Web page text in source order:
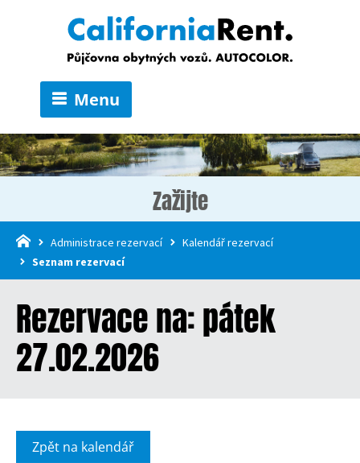
Menu
Zažijte
Administrace rezervací
Kalendář rezervací
Seznam rezervací
Rezervace na: pátek
27.02.2026
Zpět na kalendář